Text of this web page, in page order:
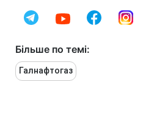
Більше по темі:
Галнафтогаз